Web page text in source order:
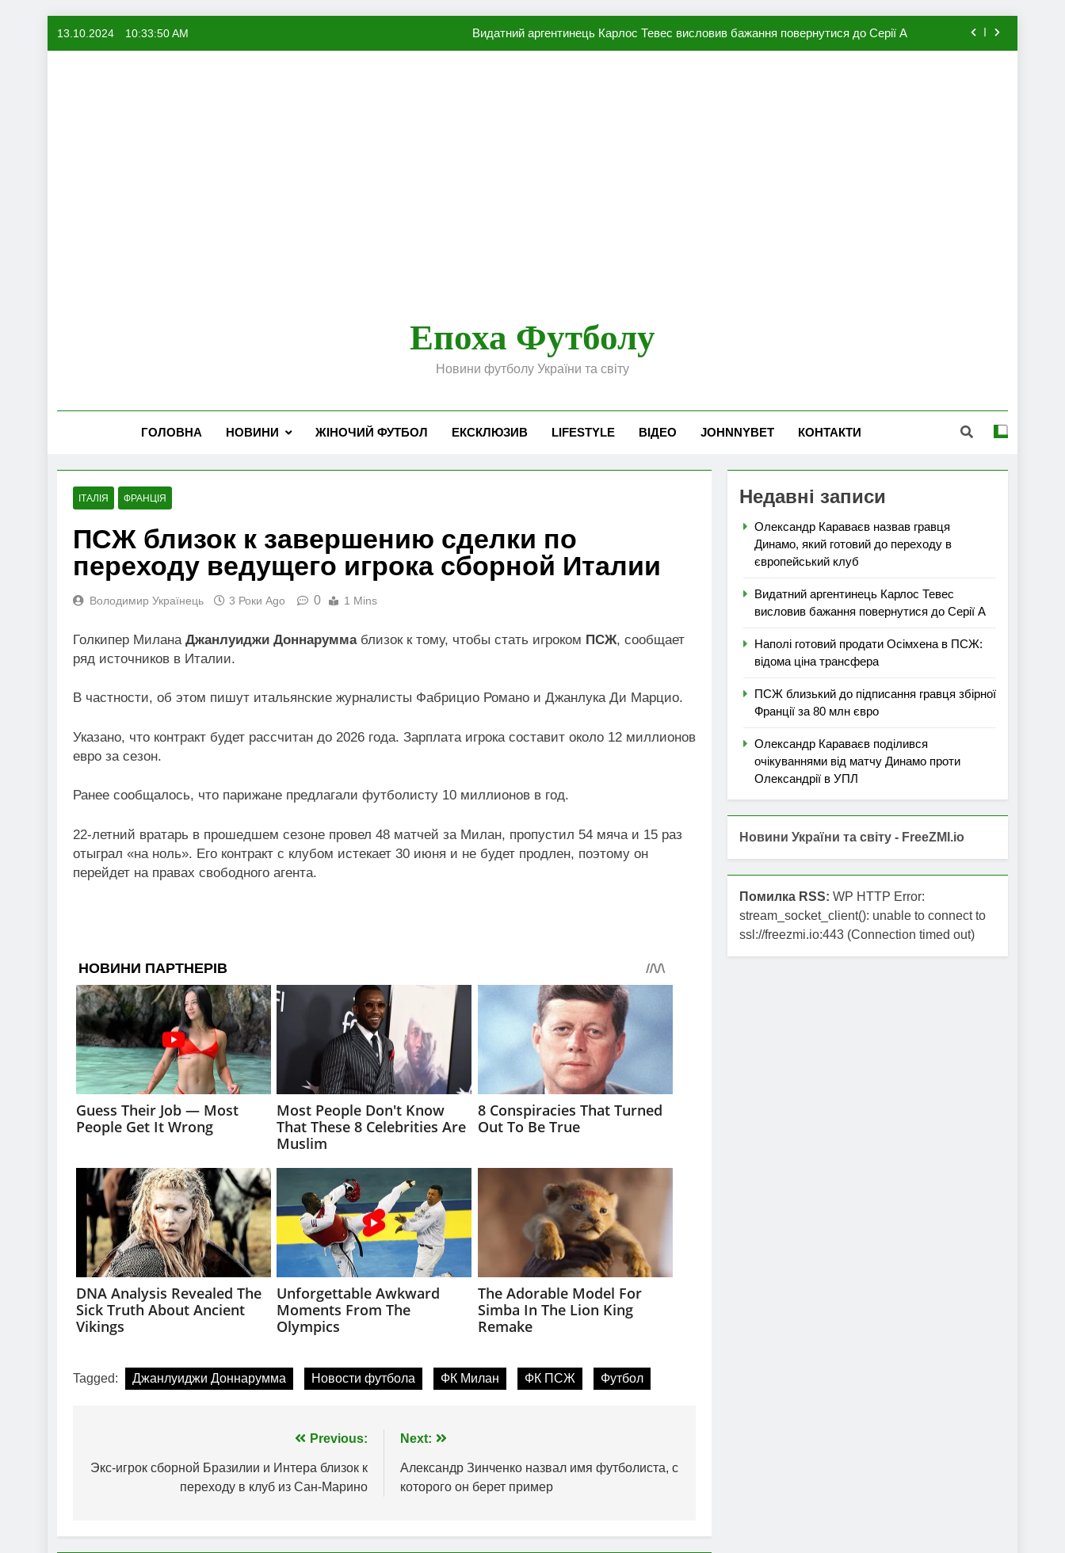
13.10.2024 10:33:51 AM Видатний аргентинець Карлос Тевес висловив бажання повернутися до Серії А
Епоха Футболу
Новини футболу України та світу
ГОЛОВНА НОВИНИ ЖІНОЧИЙ ФУТБОЛ ЕКСКЛЮЗИВ LIFESTYLE ВІДЕО JOHNNYBET КОНТАКТИ
ІТАЛІЯ ФРАНЦІЯ
ПСЖ близок к завершению сделки по
переходу ведущего игрока сборной Италии
Володимир Українець 3 Роки Ago 0 1 Mins
Голкипер Милана Джанлуиджи Доннаруммаблизок к тому, чтобы стать игроком ПСЖ, сообщает
ряд источников в Италии.
В частности, об этом пишут итальянские журналисты Фабрицио Романо и Джанлука Ди Марцио.
Указано, что контракт будет рассчитан до 2026 года. Зарплата игрока составит около 12 миллионов
евро за сезон.
Ранее сообщалось, что парижане предлагали футболисту 10 миллионов в год.
22-летний вратарь в прошедшем сезоне провел 48 матчей за Милан, пропустил 54 мяча и 15 раз
отыграл «на ноль». Его контракт с клубом истекает 30 июня и не будет продлен, поэтому он
перейдет на правах свободного агента.
Tagged: Джанлуиджи Доннарумма Новости футбола ФК Милан ФК ПСЖ Футбол
записів
Previous:
Экс-игрок сборной Бразилии и Интера близок к
переходу в клуб из Сан-Марино
Next:
Александр Зинченко назвал имя футболиста, с
которого он берет пример
Недавні записи
Олександр Караваєв назвав гравця
Динамо, який готовий до переходу в
європейський клуб
Видатний аргентинець Карлос Тевес
висловив бажання повернутися до Серії А
Наполі готовий продати Осімхена в ПСЖ:
відома ціна трансфера
ПСЖ близький до підписання гравця збірної
Франції за 80 млн євро
Олександр Караваєв поділився
очікуваннями від матчу Динамо проти
Олександрії в УПЛ
Новини України та світу - FreeZMI.io
Помилка RSS: WP HTTP Error:
stream_socket_client(): unable to connect to
ssl://freezmi.io:443 (Connection timed out)